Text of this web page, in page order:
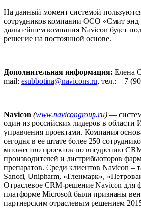
На данный момент системой
сотрудников компании ООО «Смит
дальнейшем компания Navicon будет
решение на постоянной основе.
Дополнительная информация: Елена
mail: esubbotina@navicons.ru, тел.: + 7
Navicon (www.navicongroup.ru) —
один из российских лидеров в области
управления проектами. Компания
сегодня в ее штате более 250
множество проектов по внедрению
производителей и дистрибьюторов
препаратов. Среди клиентов Navicon –
Sanofi, Unipharm, «Гленмарк»,
Отраслевое CRM-решение Navicon для
платформе Microsoft были признаны
партнерским отраслевым решением